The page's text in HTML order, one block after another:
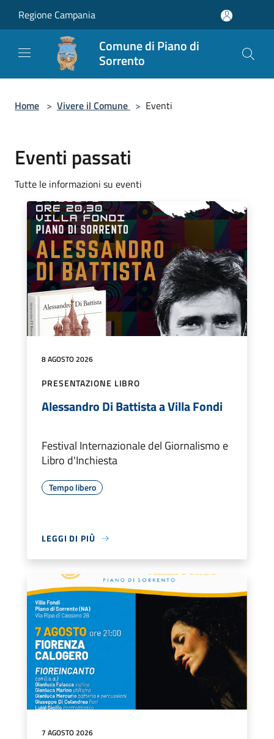
Regione Campania
Comune di Piano di
Sorrento
Home > Vivere il Comune > Eventi
Eventi passati
Tutte le informazioni su eventi
8 AGOSTO 2026
PRESENTAZIONE LIBRO
Alessandro Di Battista a Villa Fondi
Festival Internazionale del Giornalismo e
Libro d'Inchiesta
Tempo libero
LEGGI DI PIÙ
7 AGOSTO 2026